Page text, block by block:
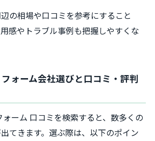
の相場や口コミを参考にすること
感やトラブル事例も把握しやすくな
ォーム会社選びと口コミ・評判
ーム 口コミを検索すると、数多くの
てきます。選ぶ際は、以下のポイン